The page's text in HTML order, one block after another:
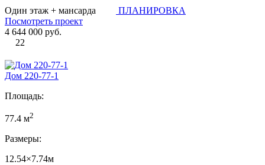
Один этаж + мансарда
ПЛАНИРОВКА
Посмотреть проект
4 644 000 руб.
22
Дом 220-77-1
Площадь:
77.4 м2
Размеры:
12.54×7.74м